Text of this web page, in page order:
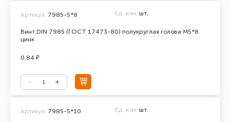
Винт DIN 7985 (ГОСТ 17473-80) полукруглая голова М5*8
цинк
Артикул: 7985-5*8 Ед. изм. шт.
0.84 ₽
Артикул: 7985-5*10 Ед. изм. шт.